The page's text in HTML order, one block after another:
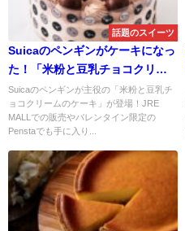
話題のスイーツ
Suicaのペンギンがケーキになっ
た！「米粉と豆乳チョコクリー
ムのケーキ」
Suicaのペンギンが主役の「米粉と豆乳チ
ョコクリームのケーキ」が登場！JRE
MALLでの販売やバレンタイン限定の
Penstaでも手に入り...